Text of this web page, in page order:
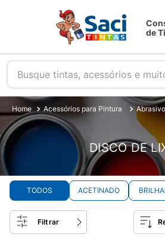
de
Busque tintas, acessórios e muito
Acessórios para Pintura
DISCO DE
TODOS ACETINADO
Filtrar